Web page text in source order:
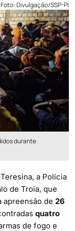
Foto: Divulgação/SSP-PI
durante
a Polícia
de Troia, que
apreensão de 26
quatro
de fogo e